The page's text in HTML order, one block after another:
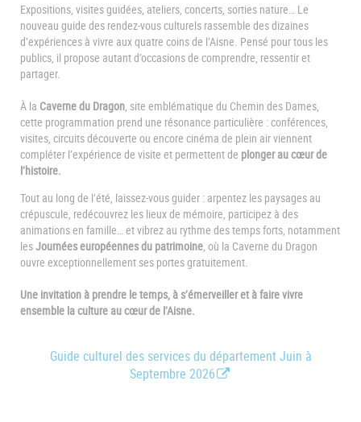
Expositions, visites guidées, ateliers, concerts, sorties nature… Le
nouveau guide des rendez-vous culturels rassemble des dizaines
d’expériences à vivre aux quatre coins de l’Aisne. Pensé pour tous les
publics, il propose autant d’occasions de comprendre, ressentir et
partager.
À la Caverne du Dragon, site emblématique du Chemin des Dames,
cette programmation prend une résonance particulière : conférences,
visites, circuits découverte ou encore cinéma de plein air viennent
compléter l’expérience de visite et permettent de plonger au cœur de
l’histoire.
Tout au long de l’été, laissez-vous guider : arpentez les paysages au
crépuscule, redécouvrez les lieux de mémoire, participez à des
animations en famille… et vibrez au rythme des temps forts, notamment
lesJournées européennes du patrimoine, où la Caverne du Dragon
ouvre exceptionnellement ses portes gratuitement.
Une invitation à prendre le temps, à s’émerveiller et à faire vivre
ensemble la culture au cœur de l’Aisne.
Guide culturel des services du département Juin à
Septembre 2026